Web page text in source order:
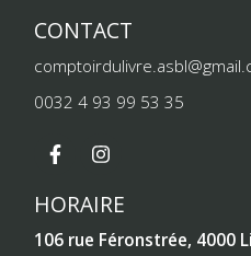
CONTACT
0032 4 93 99 53 35
HORAIRE
106 rue Féronstrée, 4000